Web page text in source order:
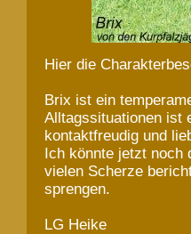
Hier die
Brix ist ein
Alltagssituationen ist
kontaktfreudig und
Ich könnte jetzt noch
vielen Scherze
sprengen.
LG Heike